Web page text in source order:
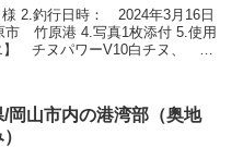
2.釣行日時： 2024年3月16日
竹原港 4.写真1枚添付 5.使用
】 チヌパワーV10白チヌ、 オ
/岡山市内の港湾部（奥地